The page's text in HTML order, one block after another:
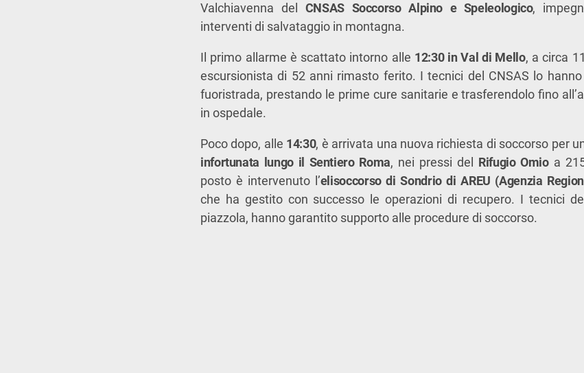
Valchiavenna del CNSAS Soccorso Alpino e Speleologico,
interventi di salvataggio in montagna.
Il primo allarme è scattato intorno alle 12:30 in Val di Mello, a circa
escursionista di 52 anni rimasto ferito. I tecnici del CNSAS lo
fuoristrada, prestando le prime cure sanitarie e trasferendolo fino
in ospedale.
Poco dopo, alle 14:30, è arrivata una nuova richiesta di soccorso per
infortunata lungo il Sentiero Roma, nei pressi del Rifugio Omioa
posto è intervenuto l’elisoccorso di Sondrio di AREU (Agenzia
che ha gestito con successo le operazioni di recupero. I tecnici
piazzola, hanno garantito supporto alle procedure di soccorso.